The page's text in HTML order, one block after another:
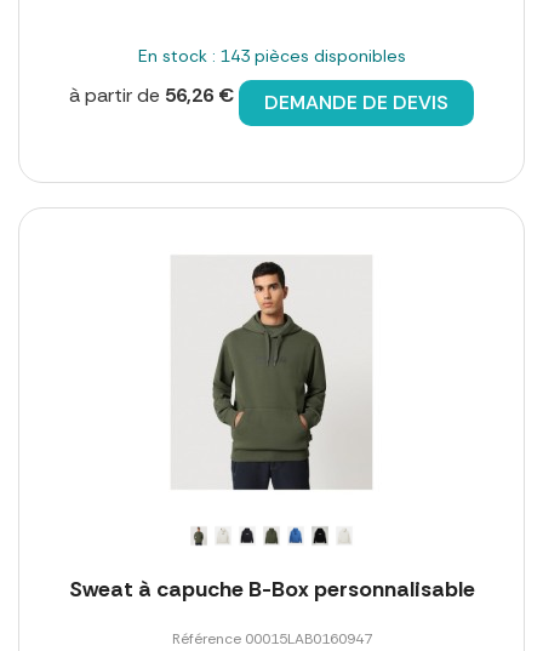
En stock : 143 pièces disponibles
à partir de 56,26 € DEMANDE DE DEVIS
Sweat à capuche B-Box personnalisable
Référence 00015LAB0160947